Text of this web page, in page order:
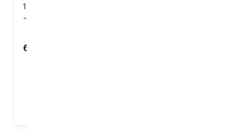
1 oncia Moneta d’Argento
- GOLD AVENUE
67,38 €